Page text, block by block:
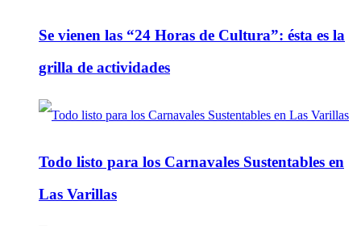
Se vienen las “24 Horas de Cultura”: ésta es la
grilla de actividades
Todo listo para los Carnavales Sustentables en
Las Varillas